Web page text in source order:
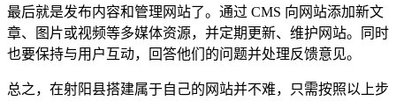
最后就是发布内容和管理网站了。通过 CMS 向网站添加新文
章、图片或视频等多媒体资源，并定期更新、维护网站。同时
也要保持与用户互动，回答他们的问题并处理反馈意见。
总之，在射阳县搭建属于自己的网站并不难，只需按照以上步